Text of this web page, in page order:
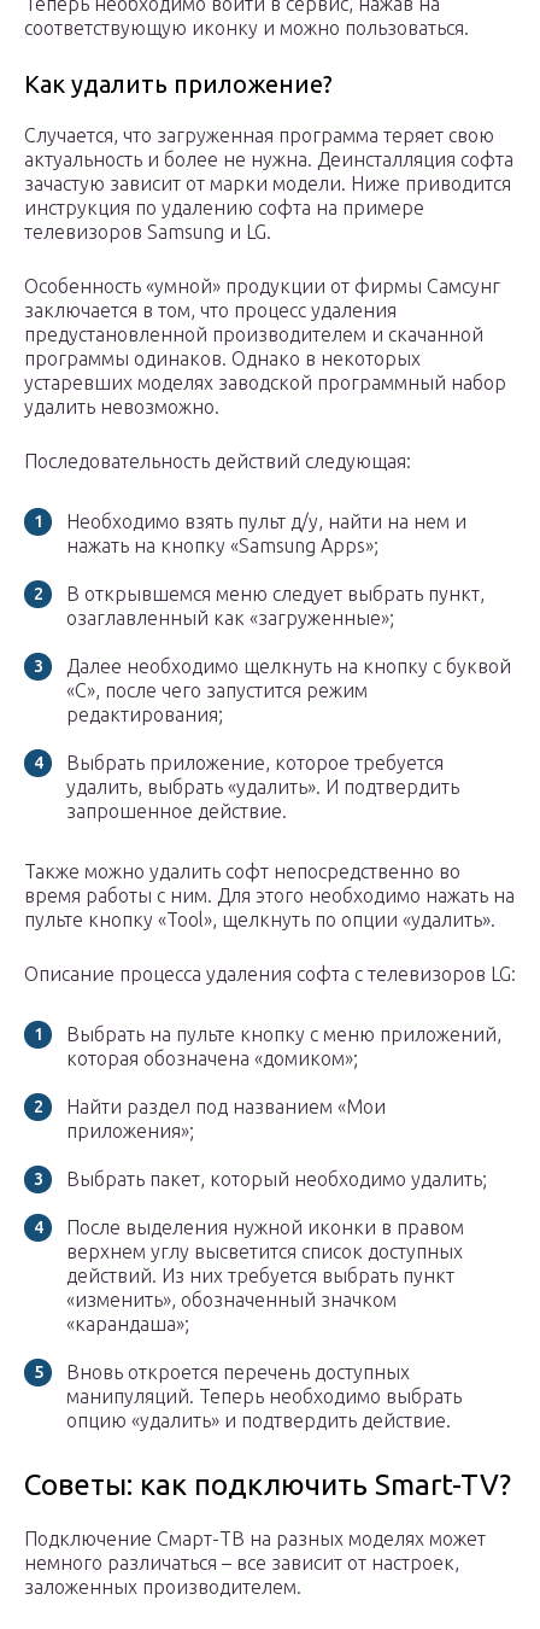
соответствующую иконку и можно пользоваться.
Как удалить приложение?
Случается, что загруженная программа теряет свою
актуальность и более не нужна. Деинсталляция софта
зачастую зависит от марки модели. Ниже приводится
инструкция по удалению софта на примере
телевизоров Samsung и LG.
Особенность «умной» продукции от фирмы Самсунг
заключается в том, что процесс удаления
предустановленной производителем и скачанной
программы одинаков. Однако в некоторых
устаревших моделях заводской программный набор
удалить невозможно.
Последовательность действий следующая:
Необходимо взять пульт д/у, найти на нем и
нажать на кнопку «Samsung Apps»;
В открывшемся меню следует выбрать пункт,
озаглавленный как «загруженные»;
Далее необходимо щелкнуть на кнопку с буквой
«С», после чего запустится режим
редактирования;
Выбрать приложение, которое требуется
удалить, выбрать «удалить». И подтвердить
запрошенное действие.
Также можно удалить софт непосредственно во
время работы с ним. Для этого необходимо нажать на
пульте кнопку «Tool», щелкнуть по опции «удалить».
Описание процесса удаления софта с телевизоров LG:
Выбрать на пульте кнопку с меню приложений,
которая обозначена «домиком»;
Найти раздел под названием «Мои
приложения»;
Выбрать пакет, который необходимо удалить;
После выделения нужной иконки в правом
верхнем углу высветится список доступных
действий. Из них требуется выбрать пункт
«изменить», обозначенный значком
«карандаша»;
Вновь откроется перечень доступных
манипуляций. Теперь необходимо выбрать
опцию «удалить» и подтвердить действие.
Советы: как подключить Smart-TV?
Подключение Смарт-ТВ на разных моделях может
немного различаться – все зависит от настроек,
заложенных производителем.